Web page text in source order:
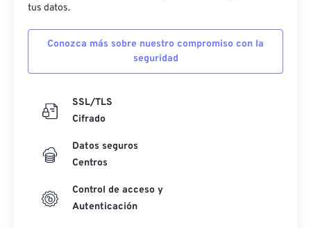
tus datos.
Conozca más sobre nuestro compromiso con la
seguridad
SSL/TLS
Cifrado
Datos seguros
Centros
Control de acceso y
Autenticación